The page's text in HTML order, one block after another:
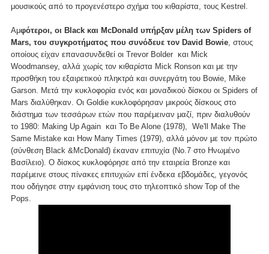
μουσικούς από το προγενέστερο σχήμα του κιθαρίστα, τους Kestrel.
Αμφότεροι, οι Black και McDonald υπήρξαν μέλη των Spiders of
Mars, του συγκροτήματος που συνόδευε τον David Bowie , στους
οποίους είχαν επανασυνδεθεί οι Trevor Bolder και Mick
Woodmansey, αλλά χωρίς τον κιθαρίστα Mick Ronson και με την
προσθήκη του εξαιρετικού πληκτρά και συνεργάτη του Bowie, Mike
Garson. Μετά την κυκλοφορία ενός και μοναδικού δίσκου οι Spiders of
Mars διαλύθηκαν. Οι Goldie κυκλοφόρησαν μικρούς δίσκους στο
διάστημα των τεσσάρων ετών που παρέμειναν μαζί, πριν διαλυθούν
το 1980: Making Up Again και To Be Alone (1978), We'll Make The
Same Mistake και How Many Times (1979), αλλά μόνον με τον πρώτο
(σύνθεση Black &McDonald) έκαναν επιτυχία (Νο.7 στο Ηνωμένο
Βασίλειο). Ο δίσκος κυκλοφόρησε από την εταιρεία Bronze και
παρέμεινε στους πίνακες επιτυχιών επί ένδεκα εβδομάδες, γεγονός
που οδήγησε στην εμφάνιση τους στο τηλεοπτικό show Top of the
Pops.